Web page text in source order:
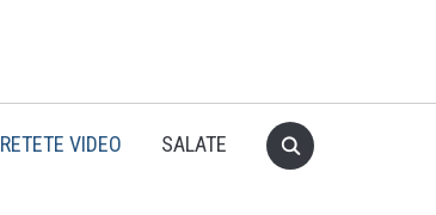
RETETE VIDEO SALATE